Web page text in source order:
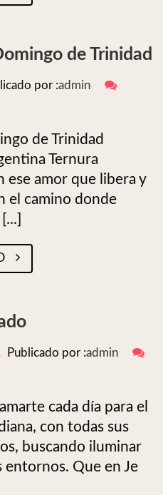
de Trinidad
por :admin
de Trinidad
Ternura
ese amor que libera y
el camino donde
Publicado por :admin
cada día para el
con todas sus
buscando iluminar
entornos. Que en Je